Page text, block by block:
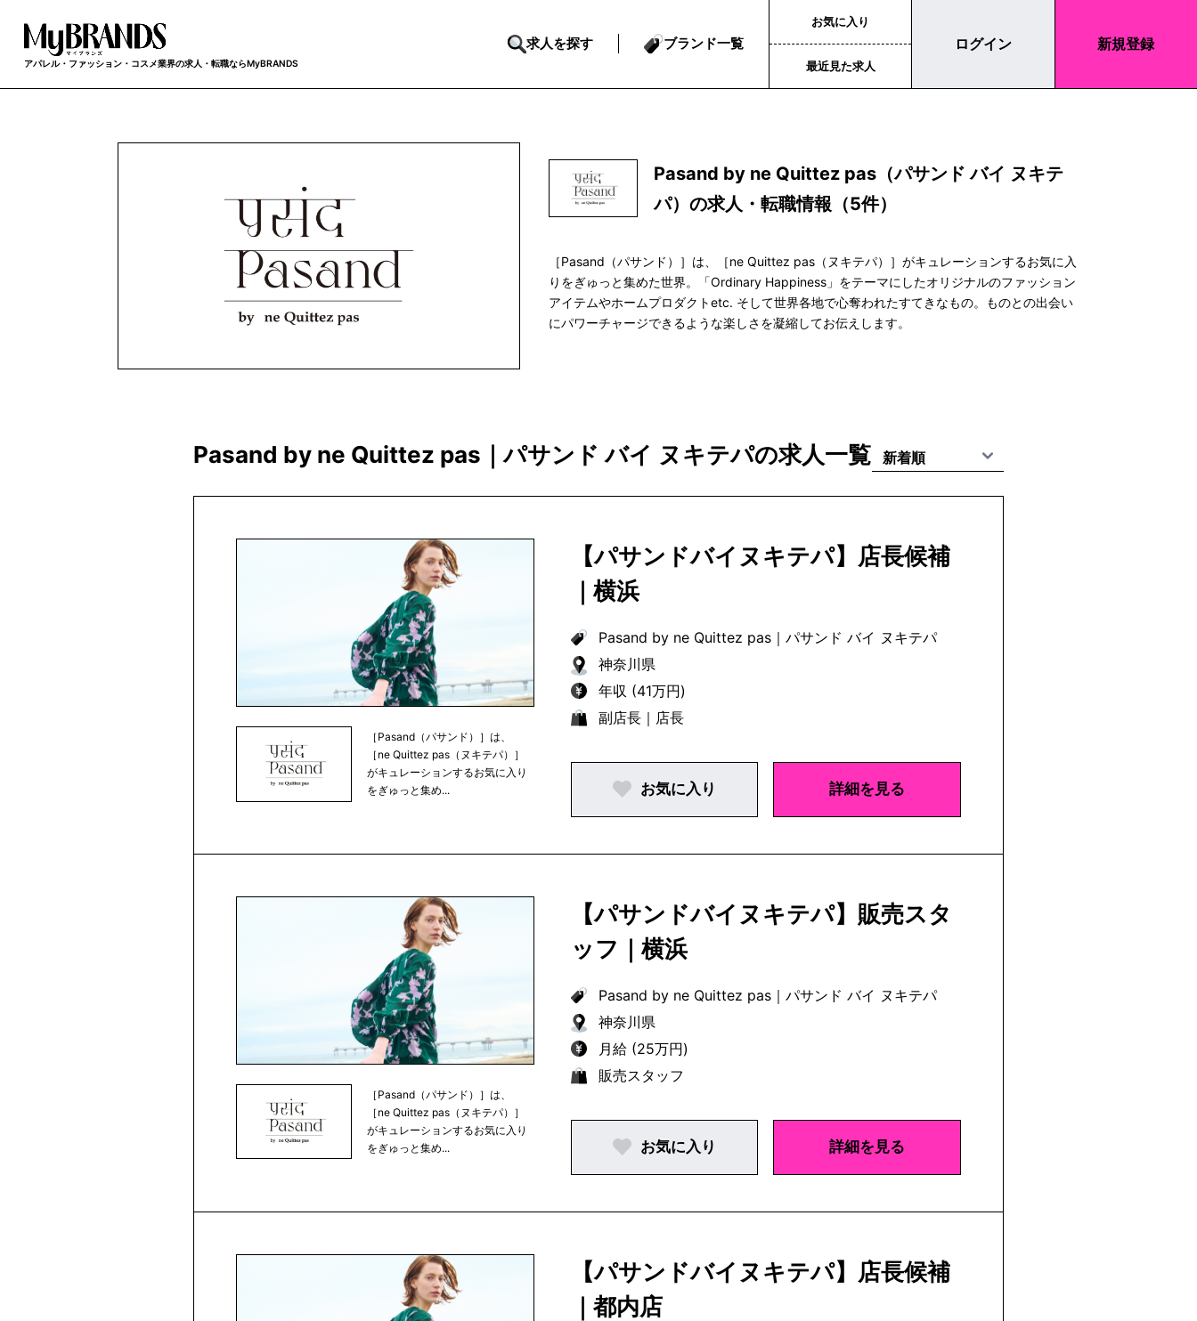
アパレル・ファッション・コスメ業界の求人・転職ならMyBRANDS
求人を探す ブランド一覧
お気に入り
最近見た求人
ログイン 新規登録
Pasand by ne Quittez pas（パサンド バイ ヌキテ
パ）の求人・転職情報（5件）
［Pasand（パサンド）］は、［ne Quittez pas（ヌキテパ）］がキュレーションするお気に入
りをぎゅっと集めた世界。「Ordinary Happiness」をテーマにしたオリジナルのファッション
アイテムやホームプロダクトetc. そして世界各地で心奪われたすてきなもの。ものとの出会い
にパワーチャージできるような楽しさを凝縮してお伝えします。
Pasand by ne Quittez pas｜パサンド バイ ヌキテパの求人一覧
［Pasand（パサンド）］は、
［ne Quittez pas（ヌキテパ）］
がキュレーションするお気に入り
をぎゅっと集め...
【パサンドバイヌキテパ】店長候補
｜横浜
Pasand by ne Quittez pas｜ パサンド バイ ヌキテパ
神奈川県
年収 (41万円)
副店長｜店長
お気に入り 詳細を見る
［Pasand（パサンド）］は、
［ne Quittez pas（ヌキテパ）］
がキュレーションするお気に入り
をぎゅっと集め...
【パサンドバイヌキテパ】販売スタ
ッフ｜横浜
Pasand by ne Quittez pas｜ パサンド バイ ヌキテパ
神奈川県
月給 (25万円)
販売スタッフ
お気に入り 詳細を見る
【パサンドバイヌキテパ】店長候補
｜都内店